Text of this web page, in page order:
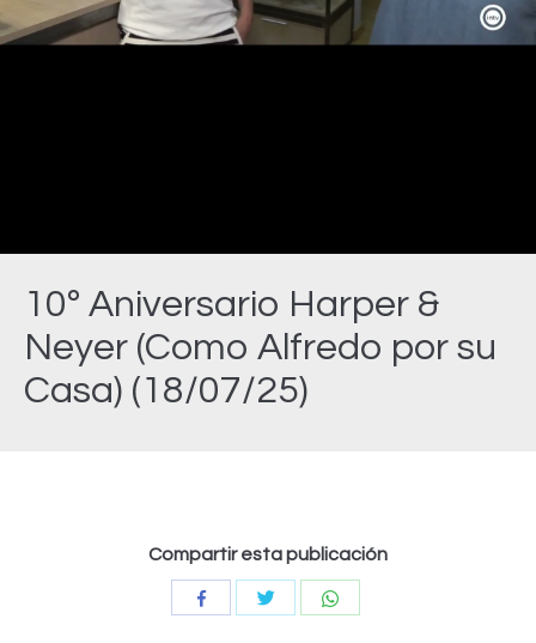
10º Aniversario Harper &
Neyer (Como Alfredo por su
Casa) (18/07/25)
Video
Compartir esta publicación
CompartirCompartir